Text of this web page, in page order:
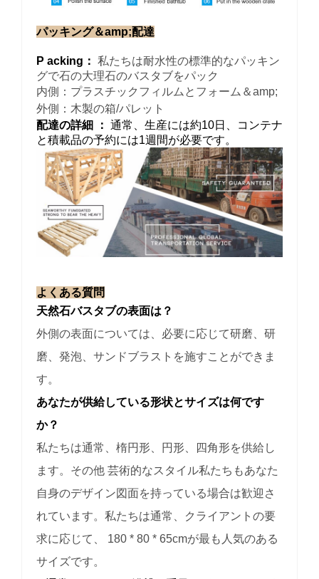
パッキング＆amp;配達
P acking： 私たちは耐水性の標準的なパッキン
グで石の大理石のバスタブをパック
内側：プラスチックフィルムとフォーム＆amp;
外側：木製の箱/パレット
配達の詳細 ： 通常、生産には約10日、コンテナ
と積載品の予約には1週間が必要です。
よくある質問
天然石バスタブの表面は？
外側の表面については、必要に応じて研磨、研
磨、発泡、サンドブラストを施すことができま
す。
あなたが供給している形状とサイズは何です
か？
私たちは通常、楕円形、円形、四角形を供給し
ます。その他 芸術的なスタイル私たちもあなた
自身のデザイン図面を持っている場合は歓迎さ
れています。私たちは通常、クライアントの要
求に応じて、
180 * 80 * 65cmが最も人気のある
サイズです。